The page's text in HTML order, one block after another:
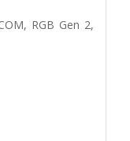
RGB Gen 2,